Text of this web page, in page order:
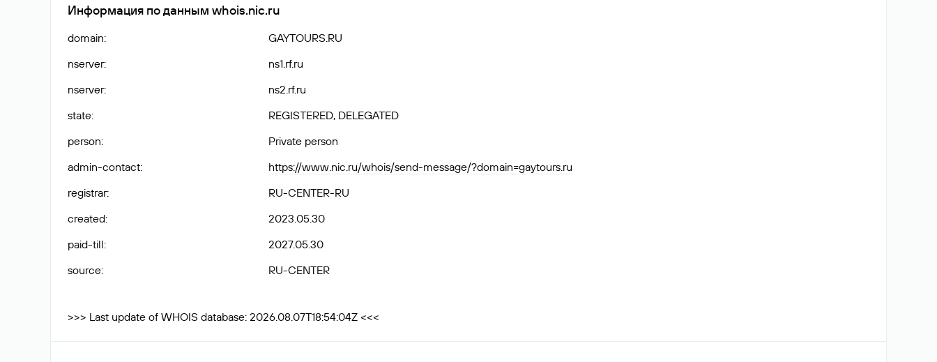
Информация по данным whois.nic.ru
domain:
GAYTOURS.RU
nserver:
ns1.rf.ru
nserver:
ns2.rf.ru
state:
REGISTERED, DELEGATED
person:
Private person
admin-contact:
https://www.nic.ru/whois/send-message/?domain=gaytours.ru
registrar:
RU-CENTER-RU
created:
2023.05.30
paid-till:
2027.05.30
source: RU-CENTER
>>> Last update of WHOIS database: 2026.08.07T18:54:04Z <<<